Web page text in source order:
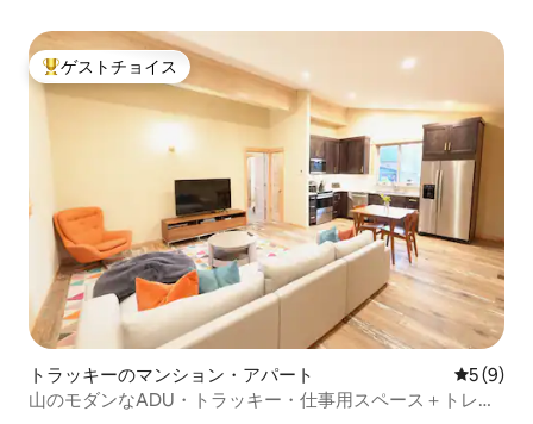
大好評のゲストチョイスです。
ゲストチョイス
トラッキーのマンション・アパート レビュー
5 (9)
山のモダンなADU・トラッキー・仕事用スペース＋トレイ